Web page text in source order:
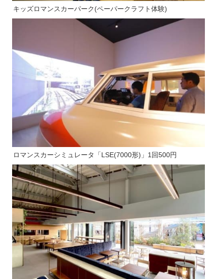
キッズロマンスカーパーク(ペーパークラフト体験)
ロマンスカーシミュレータ「LSE(7000形)」1回500円